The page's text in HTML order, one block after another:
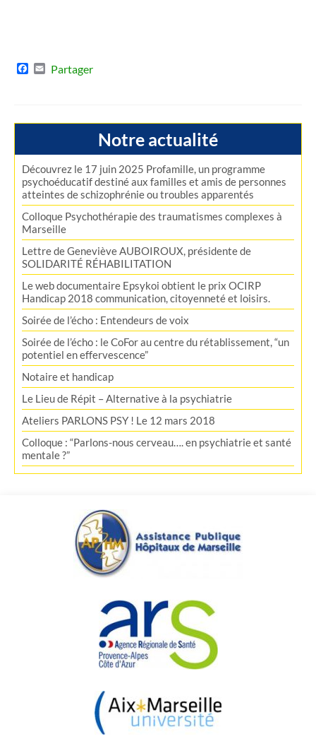
Facebook
Email
Partager
Notre actualité
Découvrez le 17 juin 2025 Profamille, un programme
psychoéducatif destiné aux familles et amis de personnes
atteintes de schizophrénie ou troubles apparentés
Colloque Psychothérapie des traumatismes complexes à
Marseille
Lettre de Geneviève AUBOIROUX, présidente de
SOLIDARITÉ RÉHABILITATION
Le web documentaire Epsykoi obtient le prix OCIRP
Handicap 2018 communication, citoyenneté et loisirs.
Soirée de l’écho : Entendeurs de voix
Soirée de l’écho : le CoFor au centre du rétablissement, “un
potentiel en effervescence”
Notaire et handicap
Le Lieu de Répit – Alternative à la psychiatrie
Ateliers PARLONS PSY ! Le 12 mars 2018
Colloque : “Parlons-nous cerveau…. en psychiatrie et santé
mentale ?”